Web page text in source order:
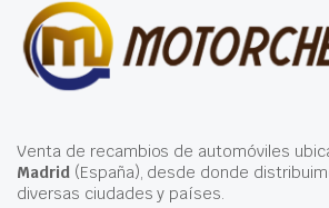
Venta de recambios de automóviles
Madrid(España), desde donde
diversas ciudades y países.